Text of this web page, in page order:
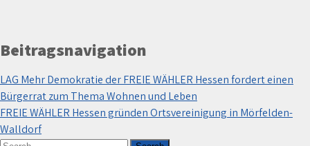
Beitragsnavigation
LAG Mehr Demokratie der FREIE WÄHLER Hessen fordert einen
Bürgerrat zum Thema Wohnen und Leben
FREIE WÄHLER Hessen gründen Ortsvereinigung in Mörfelden-
Walldorf